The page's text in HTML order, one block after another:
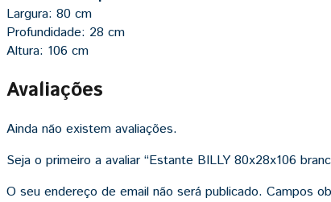
Largura: 80 cm
Profundidade: 28 cm
Altura: 106 cm
Avaliações
Ainda não existem avaliações.
Seja o primeiro a avaliar “Estante BILLY 80x28x106
O seu endereço de email não será publicado. Campos